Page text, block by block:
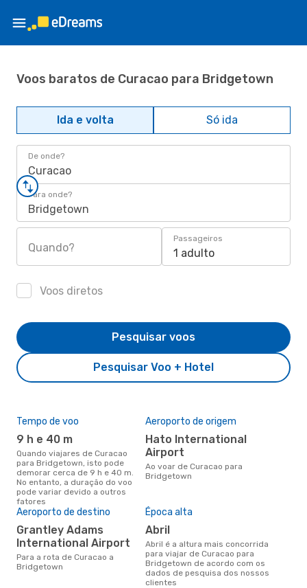
Voos baratos de Curacao para Bridgetown
Ida e volta Só ida
De onde?
Curacao
Para onde?
Bridgetown
Quando?
Passageiros
1 adulto
Voos diretos
Pesquisar Voo + Hotel
Pesquisar voos
Tempo de voo
9 h e 40 m
Quando viajares de Curacao
para Bridgetown, isto pode
demorar cerca de 9 h e 40 m.
No entanto, a duração do voo
pode variar devido a outros
fatores
Aeroporto de origem
Hato International
Airport
Ao voar de Curacao para
Bridgetown
Aeroporto de destino
Grantley Adams
International Airport
Para a rota de Curacao a
Bridgetown
Época alta
abril
abril é a altura mais concorrida
para viajar de Curacao para
Bridgetown de acordo com os
dados de pesquisa dos nossos
clientes